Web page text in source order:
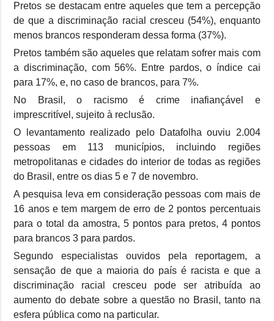
Pretos se destacam entre aqueles que tem a percepção
de que a discriminação racial cresceu (54%), enquanto
menos brancos responderam dessa forma (37%).
Pretos também são aqueles que relatam sofrer mais com
a discriminação, com 56%. Entre pardos, o índice cai
para 17%, e, no caso de brancos, para 7%.
No Brasil, o racismo é crime inafiançável e
imprescritível, sujeito à reclusão.
O levantamento realizado pelo Datafolha ouviu 2.004
pessoas em 113 municípios, incluindo regiões
metropolitanas e cidades do interior de todas as regiões
do Brasil, entre os dias 5 e 7 de novembro.
A pesquisa leva em consideração pessoas com mais de
16 anos e tem margem de erro de 2 pontos percentuais
para o total da amostra, 5 pontos para pretos, 4 pontos
para brancos 3 para pardos.
Segundo especialistas ouvidos pela reportagem, a
sensação de que a maioria do país é racista e que a
discriminação racial cresceu pode ser atribuída ao
aumento do debate sobre a questão no Brasil, tanto na
esfera pública como na particular.